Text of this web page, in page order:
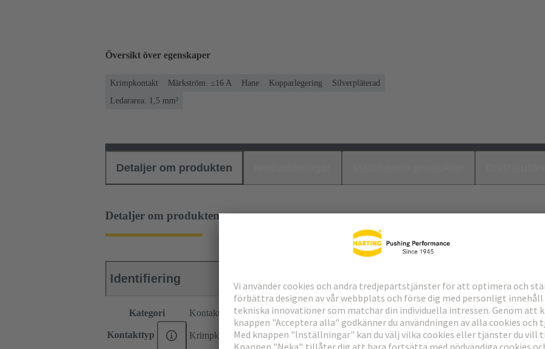
Översikt över egenskaper
Krimpkontakt Märkström: ≤16 A Hane Kopparlegering
Silverpläterad
Ledararea: 1,5 mm²
Detaljer om produkten
Detaljer om produkten
Identifiering
Kategori Kontakter
Kontakttyp Krimpkontakt